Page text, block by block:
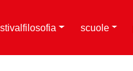
scuole